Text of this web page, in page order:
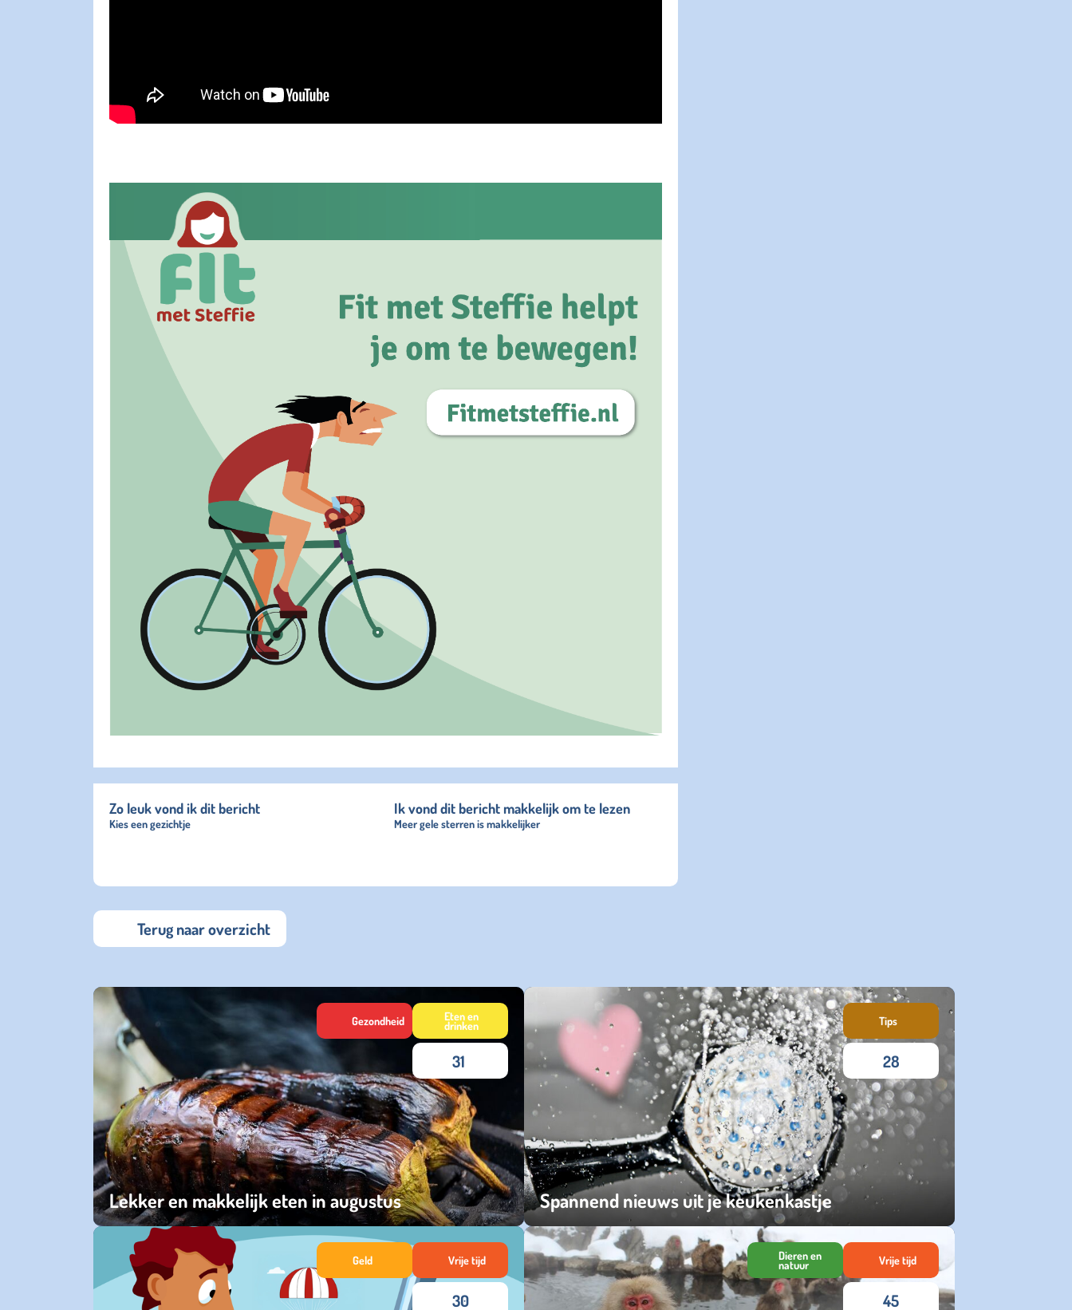
Zo leuk vond ik dit bericht
Kies een gezichtje
Ik vond dit bericht makkelijk om te lezen
Meer gele sterren is makkelijker
Terug naar overzicht
Lekker en makkelijk eten in augustus
zondag 02 augustus 2026
Gezondheid Eten en
drinken
31
Spannend nieuws uit je keukenkastje
zondag 21 juni 2026
Tips
28
Geld Vrije tijd
30
Dieren en
natuur Vrije tijd
45